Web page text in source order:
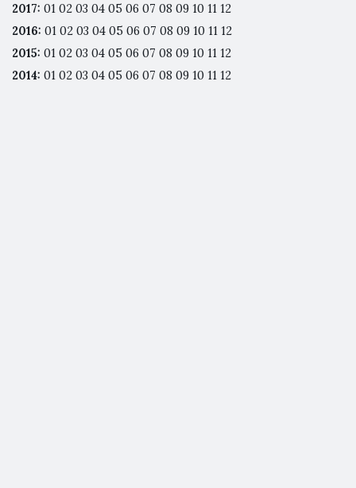
2017: 01 02 03 04 05 06 07 08 09 10 11 12
2016: 01 02 03 04 05 06 07 08 09 10 11 12
2015: 01 02 03 04 05 06 07 08 09 10 11 12
2014: 01 02 03 04 05 06 07 08 09 10 11 12